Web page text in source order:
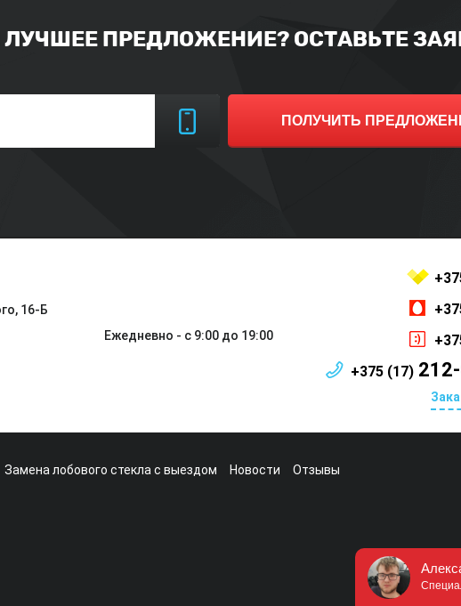
ПРЕДЛОЖЕНИЕ? ОСТАВЬТЕ
ПОЛУЧИТЬ
16-Б
Ежедневно - с 9:00 до 19:00
+375 (17)
Замена лобового стекла с выездом Новости Отзывы